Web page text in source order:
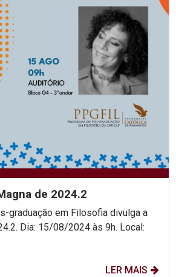
de 2024.2
graduação em Filosofia divulga a
Local:
LER MAIS